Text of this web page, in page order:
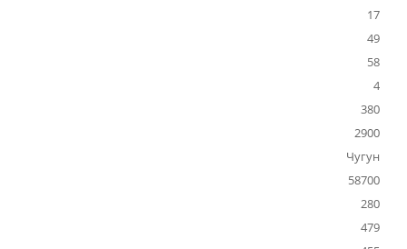
17
49
58
4
380
2900
Чугун
58700
280
479